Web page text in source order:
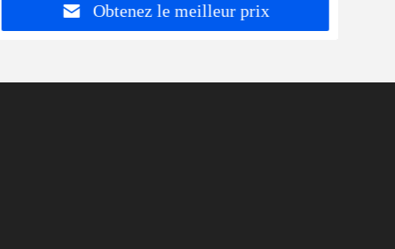
Obtenez le meilleur prix